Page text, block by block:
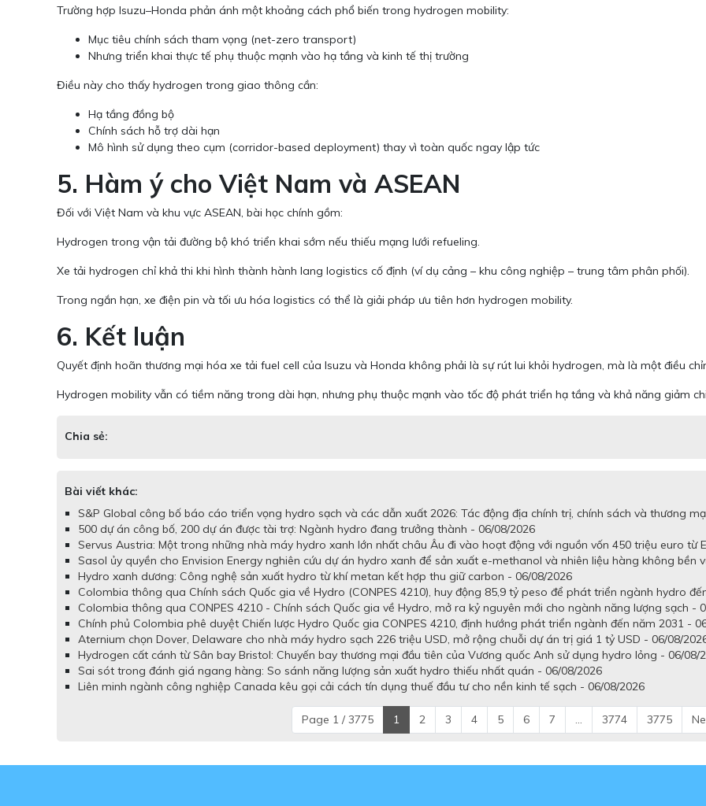
Trường hợp Isuzu–Honda phản ánh một khoảng cách phổ biến trong hydrogen mobility:
Mục tiêu chính sách tham vọng (net-zero transport)
Nhưng triển khai thực tế phụ thuộc mạnh vào hạ tầng và kinh tế thị trường
Điều này cho thấy hydrogen trong giao thông cần:
Hạ tầng đồng bộ
Chính sách hỗ trợ dài hạn
Mô hình sử dụng theo cụm (corridor-based deployment) thay vì toàn quốc ngay lập tức
5. Hàm ý cho Việt Nam và ASEAN
Đối với Việt Nam và khu vực ASEAN, bài học chính gồm:
Hydrogen trong vận tải đường bộ khó triển khai sớm nếu thiếu mạng lưới refueling.
Xe tải hydrogen chỉ khả thi khi hình thành hành lang logistics cố định (ví dụ cảng – khu công nghiệp – trung tâm phân phối).
Trong ngắn hạn, xe điện pin và tối ưu hóa logistics có thể là giải pháp ưu tiên hơn hydrogen mobility.
6. Kết luận
Quyết định hoãn thương mại hóa xe tải fuel cell của Isuzu và Honda không phải là sự rút lui khỏi hydrogen, mà là một điều
Hydrogen mobility vẫn có tiềm năng trong dài hạn, nhưng phụ thuộc mạnh vào tốc độ phát triển hạ tầng và khả năng giảm
Chia sẻ:
Bài viết khác:
S&P Global công bố báo cáo triển vọng hydro sạch và các dẫn xuất 2026: Tác động địa chính trị, chính sách và thương
500 dự án công bố, 200 dự án được tài trợ: Ngành hydro đang trưởng thành - 06/08/2026
Servus Austria: Một trong những nhà máy hydro xanh lớn nhất châu Âu đi vào hoạt động với nguồn vốn 450 triệu euro từ
Sasol ủy quyền cho Envision Energy nghiên cứu dự án hydro xanh để sản xuất e-methanol và nhiên liệu hàng không bền
Hydro xanh dương: Công nghệ sản xuất hydro từ khí metan kết hợp thu giữ carbon - 06/08/2026
Colombia thông qua Chính sách Quốc gia về Hydro (CONPES 4210), huy động 85,9 tỷ peso để phát triển ngành hydro
Colombia thông qua CONPES 4210 - Chính sách Quốc gia về Hydro, mở ra kỷ nguyên mới cho ngành năng lượng sạch -
Chính phủ Colombia phê duyệt Chiến lược Hydro Quốc gia CONPES 4210, định hướng phát triển ngành đến năm 2031 -
Aternium chọn Dover, Delaware cho nhà máy hydro sạch 226 triệu USD, mở rộng chuỗi dự án trị giá 1 tỷ USD - 06/08/
Hydrogen cất cánh từ Sân bay Bristol: Chuyến bay thương mại đầu tiên của Vương quốc Anh sử dụng hydro lỏng - 06/08/
Sai sót trong đánh giá ngang hàng: So sánh năng lượng sản xuất hydro thiếu nhất quán - 06/08/2026
Liên minh ngành công nghiệp Canada kêu gọi cải cách tín dụng thuế đầu tư cho nền kinh tế sạch - 06/08/2026
Page 1 / 3775 1 2 3 4 5 6 7 ... 3774 3775